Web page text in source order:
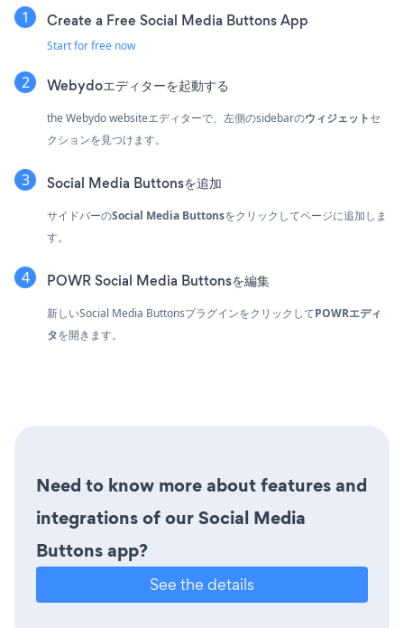
Create a Free Social Media Buttons App
Start for free now
Webydoエディターを起動する
the Webydo websiteエディターで、左側のsidebarのウィジェットセ
クションを見つけます。
Social Media Buttonsを追加
サイドバーのSocial Media Buttonsをクリックしてページに追加しま
す。
POWR Social Media Buttonsを編集
新しいSocial Media ButtonsプラグインをクリックしてPOWRエディ
タを開きます。
Need to know more about features and
integrations of our Social Media
Buttons app?
See the details